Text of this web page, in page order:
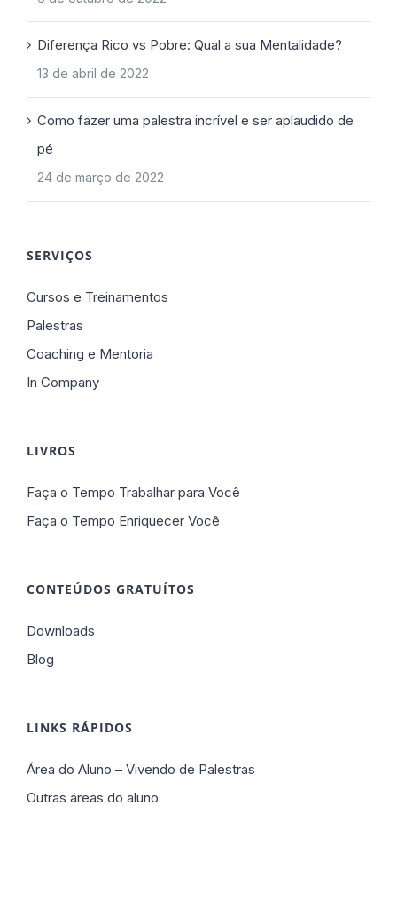
Diferença Rico vs Pobre: Qual a sua Mentalidade?
13 de abril de 2022
Como fazer uma palestra incrível e ser aplaudido de
pé
24 de março de 2022
SERVIÇOS
Cursos e Treinamentos
Palestras
Coaching e Mentoria
In Company
LIVROS
Faça o Tempo Trabalhar para Você
Faça o Tempo Enriquecer Você
CONTEÚDOS GRATUÍTOS
Downloads
Blog
LINKS RÁPIDOS
Área do Aluno – Vivendo de Palestras
Outras áreas do aluno